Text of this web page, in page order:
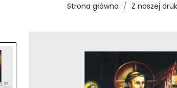
Strona główna Z naszej